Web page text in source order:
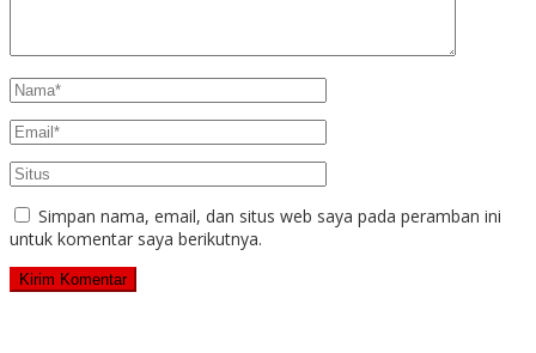
Simpan nama, email, dan situs web saya pada peramban ini
untuk komentar saya berikutnya.